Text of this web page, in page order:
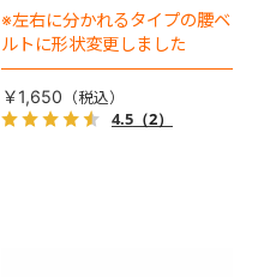
※左右に分かれるタイプの腰ベ
ルトに形状変更しました
￥1,650
4.5（2）